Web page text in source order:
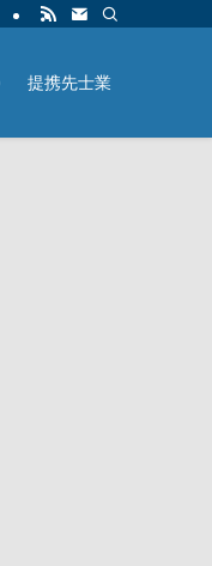
提携先士業